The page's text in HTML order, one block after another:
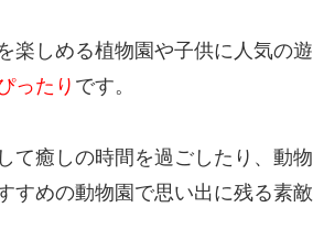
楽しめる植物園や子供に人気の
ったり です。
て癒しの時間を過ごしたり、動
すめの動物園で思い出に残る素